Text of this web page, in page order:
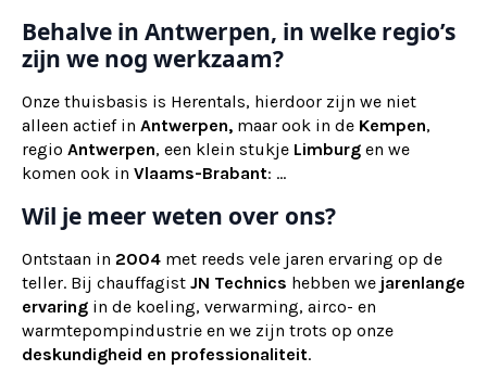
Behalve in Antwerpen, in welke regio’s
zijn we nog werkzaam?
Onze thuisbasis is Herentals, hierdoor zijn we niet
alleen actief in Antwerpen, maar ook in de Kempen,
regio Antwerpen, een klein stukje Limburg en we
komen ook in Vlaams-Brabant: ...
Wil je meer weten over ons?
Ontstaan in 2004 met reeds vele jaren ervaring op de
teller. Bij chauffagist JN Technics hebben we jarenlange
ervaring in de koeling, verwarming, airco- en
warmtepompindustrie en we zijn trots op onze
deskundigheid en professionaliteit.